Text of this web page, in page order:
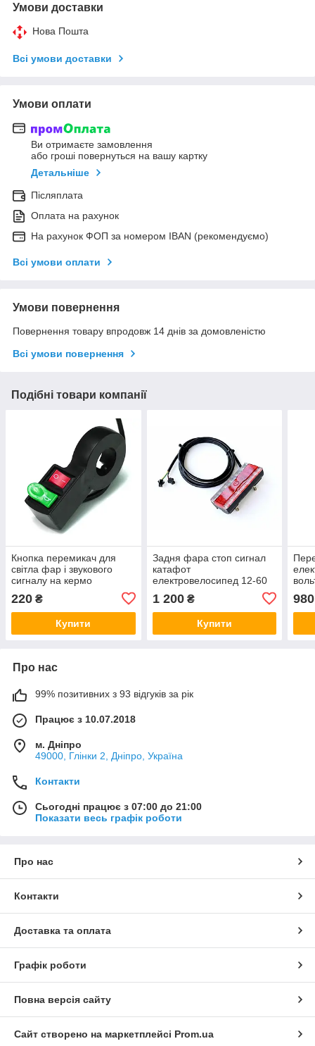
Умови доставки
Нова Пошта
Всі умови доставки
Умови оплати
Ви отримаєте замовлення
або гроші повернуться на вашу картку
Детальніше
Післяплата
Оплата на рахунок
На рахунок ФОП за номером IBAN (рекомендуємо)
Всі умови оплати
Умови повернення
Повернення товару впродовж 14 днів за домовленістю
Всі умови повернення
Подібні товари компанії
Кнопка перемикач для
світла фар і звукового
сигналу на кермо
електровелосипеда,
квадроцикла, 22мм
220 ₴
Купити
Задня фара стоп сигнал
катафот
електровелосипед 12-60
електро код товару 111177
1 200₴
Купити
980
Про нас
99% позитивних з 93 відгуків за рік
Працює з 10.07.2018
м. Дніпро
49000, Глінки 2, Дніпро, Україна
Контакти
Сьогодні працює з 07:00 до 21:00
Показати весь графік роботи
Про нас
Контакти
Доставка та оплата
Графік роботи
Повна версія сайту
Сайт створено на маркетплейсі Prom.ua